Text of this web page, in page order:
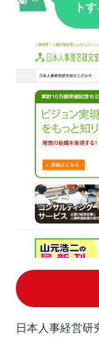
ト
日本人事経営研